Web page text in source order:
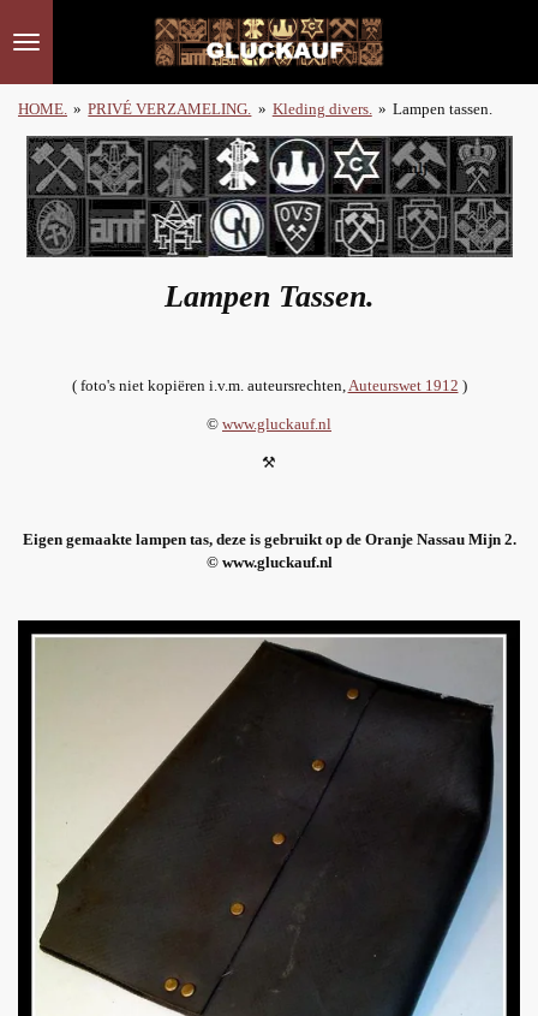
direct
hoofdinhoud
HOME. » PRIVÉ VERZAMELING. » Kleding divers. » Lampen tassen.
Lampen Tassen.
( foto's niet kopiëren i.v.m. auteursrechten,Auteurswet 1912 )
© www.gluckauf.nl
⚒
Eigen gemaakte lampen tas, deze is gebruikt op de Oranje Nassau Mijn 2.
© www.gluckauf.nl